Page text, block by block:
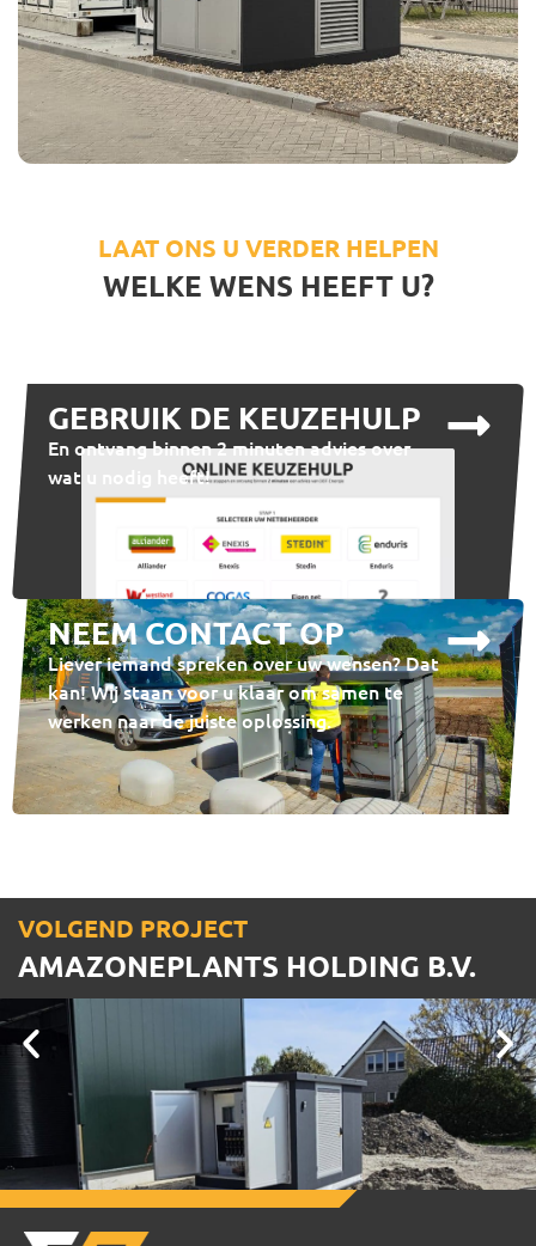
LAAT ONS U VERDER HELPEN
WELKE WENS HEEFT U?
GEBRUIK DE KEUZEHULP
En ontvang binnen 2 minuten advies over
wat u nodig heeft!
NEEM CONTACT OP
Liever iemand spreken over uw wensen? Dat
kan! Wij staan voor u klaar om samen te
werken naar de juiste oplossing.
VOLGEND PROJECT
AMAZONEPLANTS HOLDING B.V.